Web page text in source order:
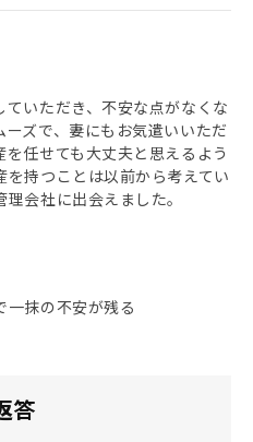
いただき、不安な点がなくな
ズで、妻にもお気遣いいただ
任せても大丈夫と思えるよう
持つことは以前から考えてい
会社に出会えました。
一抹の不安が残る
答